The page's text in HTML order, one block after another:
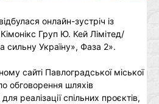
онлайн-зустріч із
Груп Ю. Кей Лімітед/
сильну Україну», Фаза 2».
сайті Павлоградської міської
обговорення шляхів
реалізації спільних проєктів,